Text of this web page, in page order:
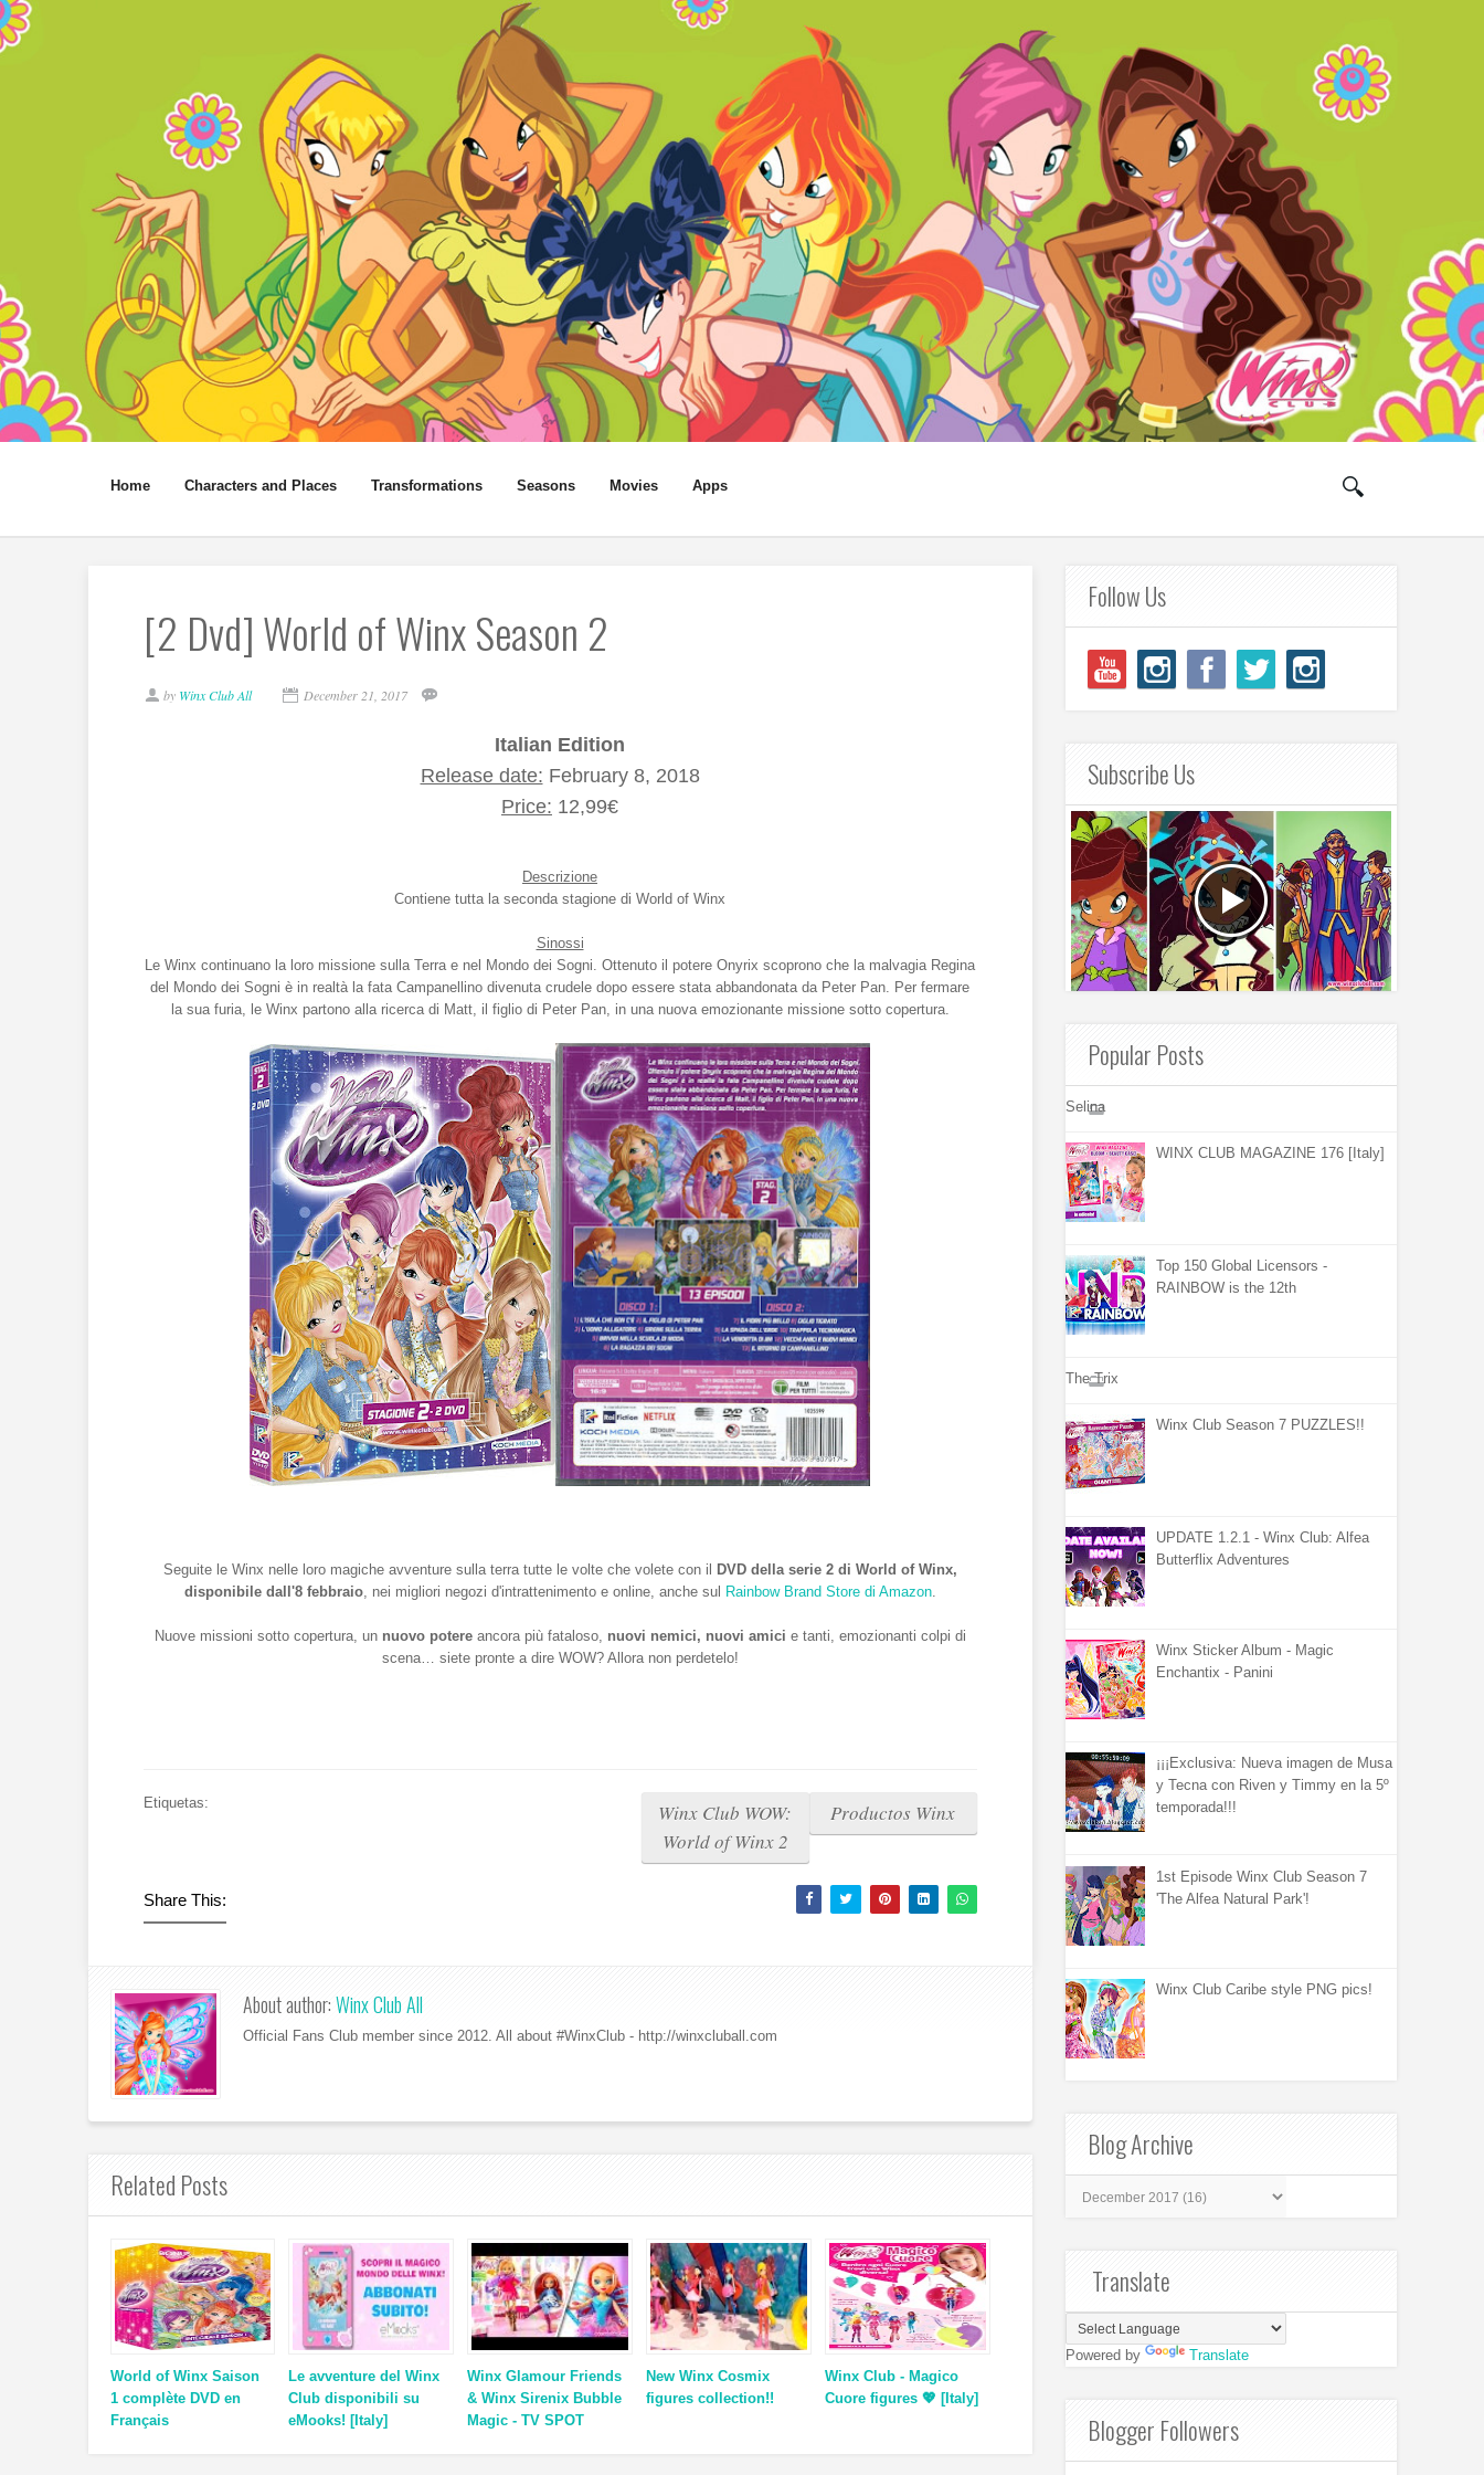
Home Characters and Places Transformations Seasons Movies Apps
[2 Dvd] World of Winx Season 2
by Winx Club All December 21, 2017
Italian Edition
Release date: February 8, 2018
Price: 12,99€
Descrizione
Contiene tutta la seconda stagione di World of Winx
Sinossi
Le Winx continuano la loro missione sulla Terra e nel Mondo dei Sogni. Ottenuto il potere Onyrix scoprono che la malvagia Regina
del Mondo dei Sogni è in realtà la fata Campanellino divenuta crudele dopo essere stata abbandonata da Peter Pan. Per fermare
la sua furia, le Winx partono alla ricerca di Matt, il figlio di Peter Pan, in una nuova emozionante missione sotto copertura.
Seguite le Winx nelle loro magiche avventure sulla terra tutte le volte che volete con il
DVD della serie 2 di World of Winx,
disponibile dall'8 febbraio, nei migliori negozi d'intrattenimento e online, anche sul Rainbow Brand Store di Amazon.
Nuove missioni sotto copertura, un nuovo potereancora più fataloso, nuovi nemici, nuovi amici e tanti, emozionanti colpi di
scena… siete pronte a dire WOW? Allora non perdetelo!
Etiquetas: Productos Winx
Winx Club WOW:
World of Winx 2
Share This:
About author:Winx Club All
Official Fans Club member since 2012. All about #WinxClub - http://winxcluball.com
Related Posts
World of Winx Saison
1 complète DVD en
Français
Le avventure del Winx
Club disponibili su
eMooks! [Italy]
Winx Glamour Friends
& Winx Sirenix Bubble
Magic - TV SPOT
New Winx Cosmix
figures collection!!
Winx Club - Magico
Cuore figures 💖 [Italy]
Follow Us
Subscribe Us
Popular Posts
Selina
WINX CLUB MAGAZINE 176 [Italy]
Top 150 Global Licensors -
RAINBOW is the 12th
The Trix
Winx Club Season 7 PUZZLES!!
UPDATE 1.2.1 - Winx Club: Alfea
Butterflix Adventures
Winx Sticker Album - Magic
Enchantix - Panini
¡¡¡Exclusiva: Nueva imagen de Musa
y Tecna con Riven y Timmy en la 5º
temporada!!!
1st Episode Winx Club Season 7
'The Alfea Natural Park'!
Winx Club Caribe style PNG pics!
Blog Archive
Translate
Powered by Translate
Blogger Followers